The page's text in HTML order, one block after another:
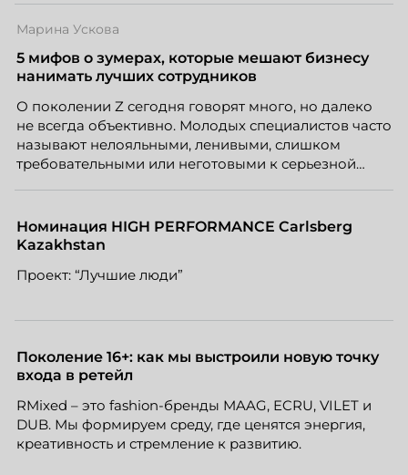
Марина Ускова
5 мифов о зумерах, которые мешают бизнесу
нанимать лучших сотрудников
О поколении Z сегодня говорят много, но далеко
не всегда объективно. Молодых специалистов часто
называют нелояльными, ленивыми, слишком
требовательными или неготовыми к серьезной
кадровых ошибок. В этой статье Марина Ускова,
руководитель отдела подбора персонала
распространенные мифы о зумерах и объясняет,
бизнесу находить и удерживать сильных
Номинация HIGH PERFORMANCE Carlsberg
Kazakhstan
Проект: “Лучшие люди”
Поколение 16+: как мы выстроили новую точку
входа в ретейл
RMixed – это fashion-бренды MAAG, ECRU, VILET и
DUB. Мы формируем среду, где ценятся энергия,
креативность и стремление к развитию.